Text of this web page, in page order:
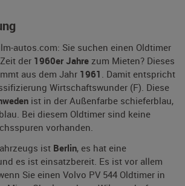
autos.com: Sie suchen einen Oldtimer
der 1960er Jahre zum Mieten? Dieses
aus dem Jahr 1961 . Damit entspricht
Wirtschaftswunder (F). Diese
ist in der Außenfarbe schieferblau,
Bei diesem Oldtimer sind keine
vorhanden.
ist Berlin, es hat eine
es ist einsatzbereit. Es ist vor allem
Sie einen Volvo PV 544 Oldtimer in